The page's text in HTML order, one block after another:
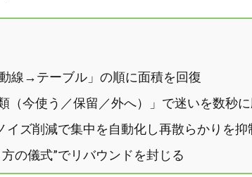
線→テーブル」の順に面積を回復
（今使う／保留／外へ）」で迷いを数秒
ズ削減で集中を自動化し再散らかりを抑
の儀式”でリバウンドを封じる